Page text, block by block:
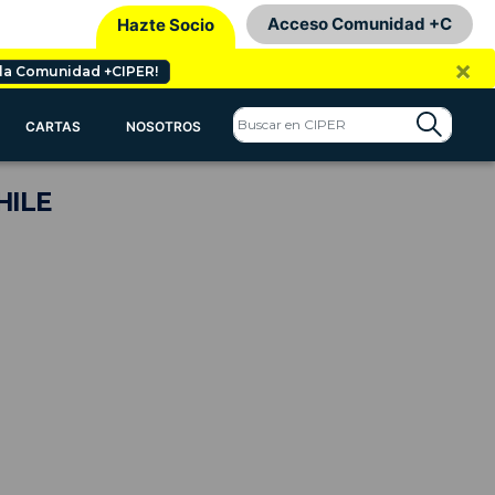
Hazte Socio Acceso Comunidad +C
la Comunidad +CIPER! ×
CARTAS NOSOTROS